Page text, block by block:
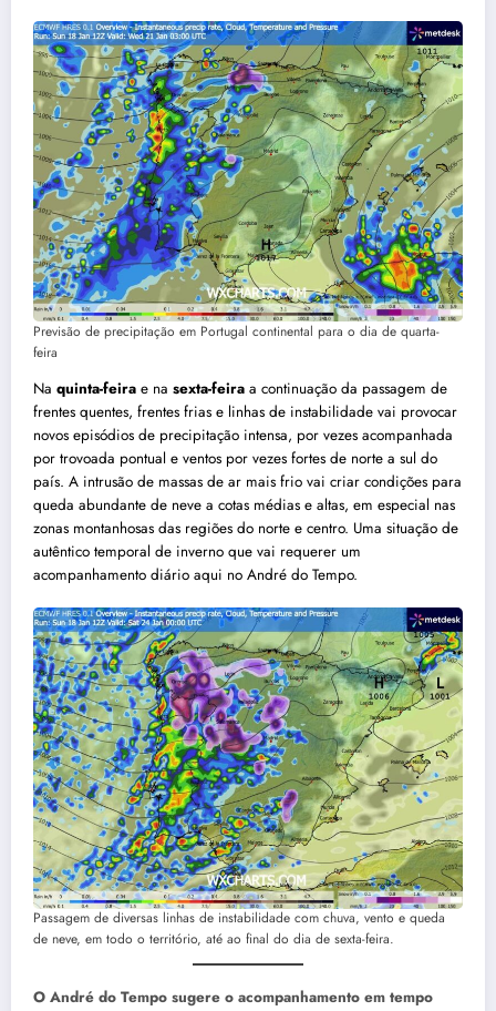
Previsão de precipitação em Portugal continental para o dia de quarta-
feira
Na quinta-feira e na sexta-feira a continuação da passagem de
frentes quentes, frentes frias e linhas de instabilidade vai provocar
novos episódios de precipitação intensa, por vezes acompanhada
por trovoada pontual e ventos por vezes fortes de norte a sul do
país. A intrusão de massas de ar mais frio vai criar condições para
queda abundante de neve a cotas médias e altas, em especial nas
zonas montanhosas das regiões do norte e centro. Uma situação de
autêntico temporal de inverno que vai requerer um
acompanhamento diário aqui no André do Tempo.
Passagem de diversas linhas de instabilidade com chuva, vento e queda
de neve, em todo o território, até ao final do dia de sexta-feira.
O André do Tempo sugere o acompanhamento em tempo